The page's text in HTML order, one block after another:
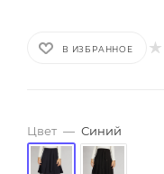
В ИЗБРАННОЕ
Цвет — Синий